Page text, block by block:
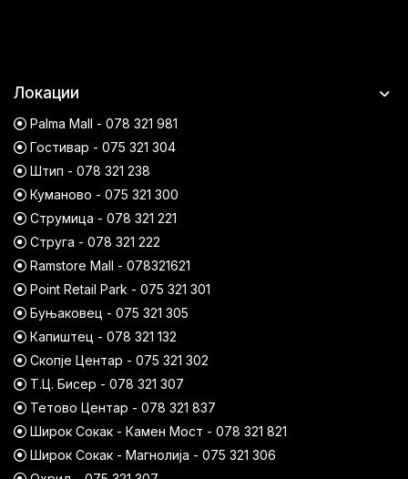
Локации
Palma Mall - 078 321 981
Гостивар - 075 321 304
Штип - 078 321 238
Куманово - 075 321 300
Струмица - 078 321 221
Струга - 078 321 222
Ramstore Mall - 078321621
Point Retail Park - 075 321 301
Буњаковец - 075 321 305
Капиштец - 078 321 132
Скопје Центар - 075 321 302
Т.Ц. Бисер - 078 321 307
Тетово Центар - 078 321 837
Широк Сокак - Камен Мост - 078 321 821
Широк Сокак - Магнолија - 075 321 306